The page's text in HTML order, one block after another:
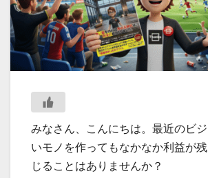
みなさん、こんにちは。最近のビ
いモノを作ってもなかなか利益が
じることはありませんか？